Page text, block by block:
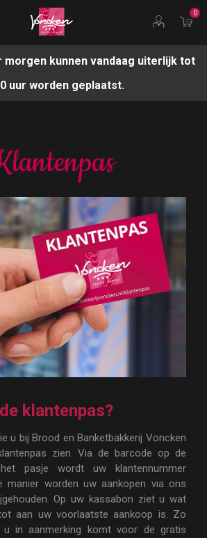
0
morgen kunnen vandaag uiterlijk tot
uur worden geplaatst.
klantenpas?
u bij Brood en Banketbakkerij Voncken
zien. Via de barcode op de
pasje wordt uw klantennummer
manier worden uw aankopen via ons
Op uw kassabon ziet u wat
aan uw voorlaatste aankoop is. Zo
in aanmerking komt voor de gratis